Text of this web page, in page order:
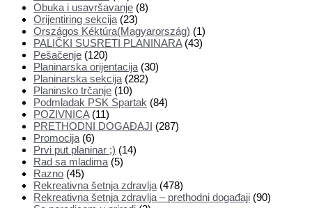
Obuka i usavršavanje (8)
Orijentiring sekcija (23)
Országos Kéktúra(Magyarország) (1)
PALIČKI SUSRETI PLANINARA(43)
Pešačenje (120)
Planinarska orijentacija (30)
Planinarska sekcija (282)
Planinsko trčanje (10)
Podmladak PSK Spartak (84)
POZIVNICA(11)
PRETHODNI DOGAĐAJI (287)
Promocija (6)
Prvi put planinar ;) (14)
Rad sa mladima (5)
Razno (45)
Rekreativna šetnja zdravlja (478)
Rekreativna šetnja zdravlja – prethodni događaji (90)